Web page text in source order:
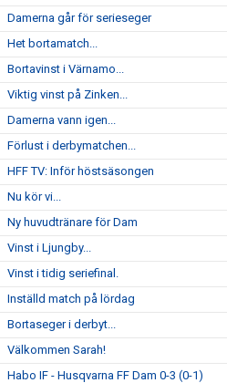
Damerna går för serieseger
Het bortamatch...
Bortavinst i Värnamo...
Viktig vinst på Zinken...
Damerna vann igen...
Förlust i derbymatchen...
HFF TV: Inför höstsäsongen
Nu kör vi...
Ny huvudtränare för Dam
Vinst i Ljungby...
Vinst i tidig seriefinal.
Inställd match på lördag
Bortaseger i derbyt...
Välkommen Sarah!
Habo IF - Husqvarna FF Dam 0-3 (0-1)